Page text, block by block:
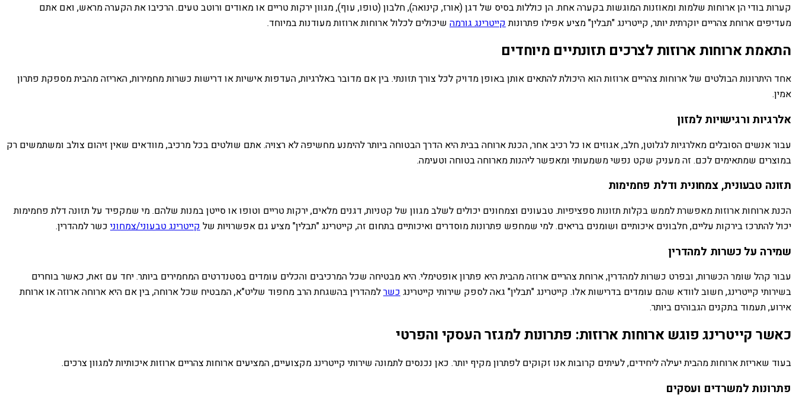
קערות בודי הן ארוחות שלמות ומאוזנות המוגשות בקערה אחת. הן כוללות בסיס של דגן (אורז, קינואה), חלבון (טופו, עוף), מגוון ירקות טריים או מאודים ורוטב טעים. הרכיבו את הקערה מראש, ואם אתם
מעדיפים ארוחת צהריים יוקרתית יותר, קייטרינג "תבלין" מציע אפילו פתרונותקייטרינג גורמה שיכולים לכלול ארוחות ארוזות מעודנות במיוחד.
התאמת ארוחות ארוזות לצרכים תזונתיים מיוחדים
אחד היתרונות הבולטים של ארוחות צהריים ארוזות הוא היכולת להתאים אותן באופן מדויק לכל צורך תזונתי. בין אם מדובר באלרגיות, העדפות אישיות או דרישות כשרות מחמירות, האריזה מהבית מספקת פתרון
אמין.
אלרגיות ורגישויות למזון
עבור אנשים הסובלים מאלרגיות לגלוטן, חלב, אגוזים או כל רכיב אחר, הכנת ארוחה בבית היא הדרך הבטוחה ביותר להימנע מחשיפה לא רצויה. אתם שולטים בכל מרכיב, מוודאים שאין זיהום צולב ומשתמשים רק
במוצרים שמתאימים לכם. זה מעניק שקט נפשי משמעותי ומאפשר ליהנות מארוחה בטוחה וטעימה.
תזונה טבעונית, צמחונית ודלת פחמימות
הכנת ארוחות ארוזות מאפשרת לממש בקלות תזונות ספציפיות. טבעונים וצמחונים יכולים לשלב מגוון של קטניות, דגנים מלאים, ירקות טריים וטופו או סייטן במנות שלהם. מי שמקפיד על תזונה דלת פחמימות
יכול להתרכז בירקות עליים, חלבונים איכותיים ושומנים בריאים. למי שמחפש פתרונות מוסדרים ואיכותיים בתחום זה, קייטרינג "תבלין" מציע גם אפשרויות שלקייטרינג טבעוני/צמחוני כשר למהדרין.
שמירה על כשרות למהדרין
עבור קהל שומר הכשרות, ובפרט כשרות למהדרין, ארוחת צהריים ארוזה מהבית היא פתרון אופטימלי. היא מבטיחה שכל המרכיבים והכלים עומדים בסטנדרטים המחמירים ביותר. יחד עם זאת, כאשר בוחרים
בשירותי קייטרינג, חשוב לוודא שהם עומדים בדרישות אלו. קייטרינג "תבלין" גאה לספק שירותי קייטרינגכשרלמהדרין בהשגחת הרב מחפוד שליט"א, המבטיח שכל ארוחה, בין אם היא ארוחה ארוזה או ארוחת
אירוע, תעמוד בתקנים הגבוהים ביותר.
כאשר קייטרינג פוגש ארוחות ארוזות: פתרונות למגזר העסקי והפרטי
בעוד שאריזת ארוחות מהבית יעילה ליחידים, לעיתים קרובות אנו זקוקים לפתרון מקיף יותר. כאן נכנסים לתמונה שירותי קייטרינג מקצועיים, המציעים ארוחות צהריים ארוזות איכותיות למגוון צרכים.
פתרונות למשרדים ועסקים